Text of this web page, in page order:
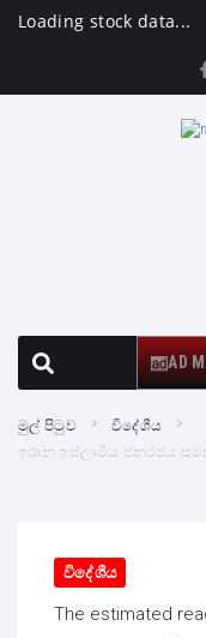
Loading stock data...
AD
මුල් පිටුව
විදේශීය
ඉරාන ඉස්ලාමීය ජනරජය
විදේශීය
The estimated